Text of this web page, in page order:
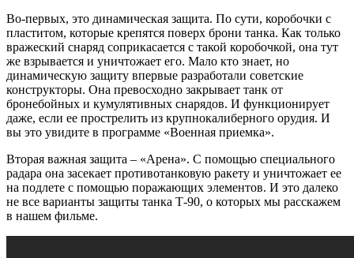
Во-первых, это динамическая защита. По сути, коробочки с
пластитом, которые крепятся поверх брони танка. Как только
вражеский снаряд соприкасается с такой коробочкой, она тут
же взрывается и уничтожает его. Мало кто знает, но
динамическую защиту впервые разработали советские
конструкторы. Она превосходно закрывает танк от
бронебойных и кумулятивных снарядов. И функционирует
даже, если ее прострелить из крупнокалиберного орудия. И
вы это увидите в программе «Военная приемка».
Вторая важная защита – «Арена». С помощью специального
радара она засекает противотанковую ракету и уничтожает ее
на подлете с помощью поражающих элементов. И это далеко
не все варианты защиты танка Т-90, о которых мы расскажем
в нашем фильме.